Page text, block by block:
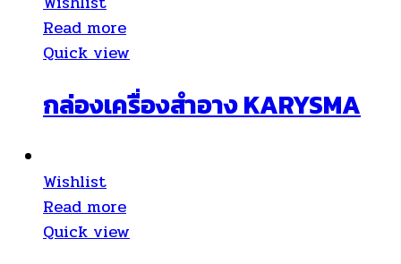
Read more
Quick view
กล่องเครื่องสำอาง KARYSMA
Wishlist
Read more
Quick view